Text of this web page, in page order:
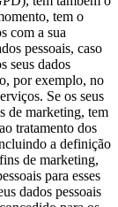
tem o
com a sua
pessoais, caso
seus dados
por exemplo, no
Se os seus
de marketing, tem
tratamento dos
a definição
de marketing,
para esses
dados pessoais